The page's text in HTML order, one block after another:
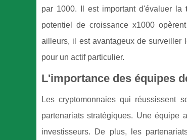
par 1000. Il est important d'évaluer la
potentiel de croissance x1000
ailleurs, il est avantageux de surveiller
pour un actif particulier.
L'importance des équipes
Les cryptomonnaies qui réussissent
partenariats stratégiques. Une équipe
investisseurs. De plus, les